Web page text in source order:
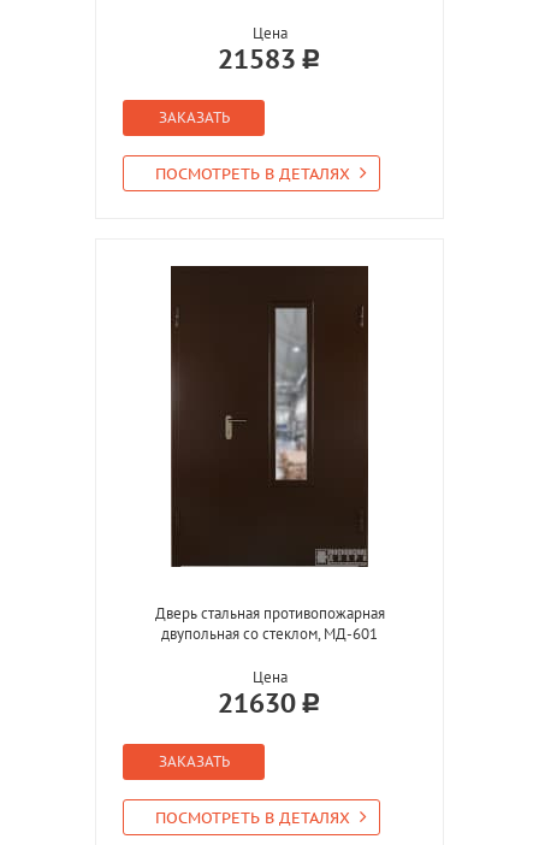
Цена
21583
ЗАКАЗАТЬ
ПОСМОТРЕТЬ В ДЕТАЛЯХ
Дверь стальная противопожарная
двупольная со стеклом, МД-601
Цена
21630
ЗАКАЗАТЬ
ПОСМОТРЕТЬ В ДЕТАЛЯХ